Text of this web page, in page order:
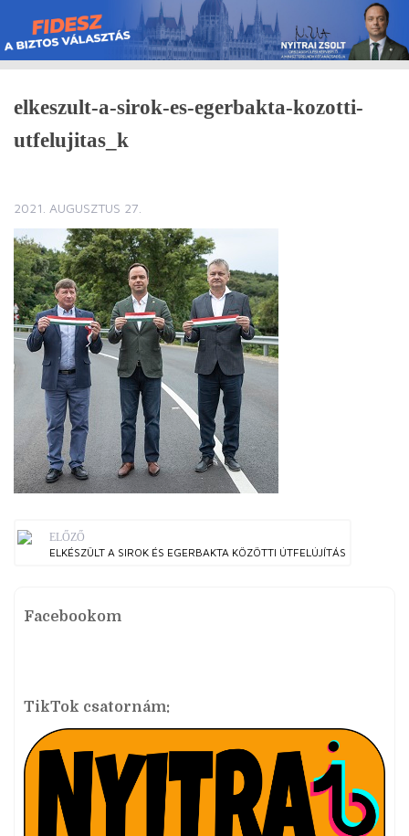
Skip
to
content
elkeszult-a-sirok-es-egerbakta-kozotti-
utfelujitas_k
2021. AUGUSZTUS 27.
ELŐZŐ
ELKÉSZÜLT A SIROK ÉS EGERBAKTA KÖZÖTTI ÚTFELÚJÍTÁS
Facebookom
TikTok csatornám: